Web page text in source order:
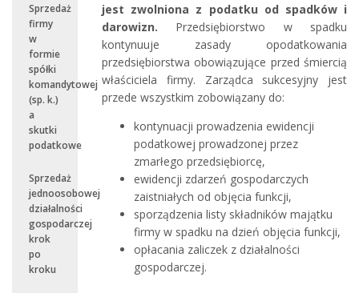
Sprzedaż
firmy
w
formie
spółki
komandytowej
(sp. k.)
a
skutki
podatkowe
Sprzedaż
jednoosobowej
działalności
gospodarczej
krok
po
kroku
jest zwolniona z podatku od spadków i
darowizn. Przedsiębiorstwo w spadku
kontynuuje zasady opodatkowania
przedsiębiorstwa obowiązujące przed śmiercią
właściciela firmy. Zarządca sukcesyjny jest
przede wszystkim zobowiązany do:
kontynuacji prowadzenia ewidencji
podatkowej prowadzonej przez
zmarłego przedsiębiorcę,
ewidencji zdarzeń gospodarczych
zaistniałych od objęcia funkcji,
sporządzenia listy składników majątku
firmy w spadku na dzień objęcia funkcji,
opłacania zaliczek z działalności
gospodarczej.